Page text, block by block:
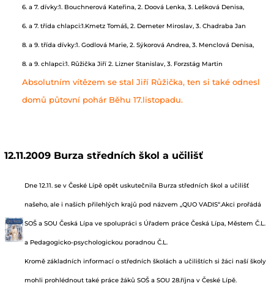
6. a 7. dívky:1. Bouchnerová Kateřina, 2. Doová Lenka, 3. Lešková Denisa,
6. a 7. třída chlapci:1.Kmetz Tomáš, 2. Demeter Miroslav, 3. Chadraba Jan
8. a 9. třída dívky:1. Godlová Marie, 2. Sýkorová Andrea, 3. Menclová Denisa,
8. a 9. chlapci:1. Růžička Jiří 2. Lizner Stanislav, 3. Forzstág Martin
Absolutním vítězem se stal Jiří Růžička, ten si také odnesl
domů půtovní pohár Běhu 17.listopadu.
12.11.2009 Burza středních škol a učilišť
Dne 12.11. se v České Lípě opět uskutečnila Burza středních škol a učilišť
našeho, ale i našich přilehlých krajů pod názvem „QUO VADIS“.Akci prořádá
SOŠ a SOU Česká Lípa ve spolupráci s Úřadem práce Česká Lípa, Městem Č.L.
a Pedagogicko-psychologickou poradnou Č.L.
Kromě základních informací o středních školách a učilištích si žáci naší školy
mohli prohlédnout také práce žáků SOŠ a SOU 28.října v České Lípě.